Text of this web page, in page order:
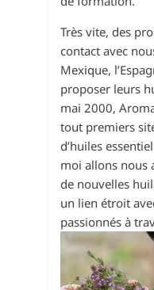
Très vite, des
contact avec
Mexique,
proposer leurs
mai 2000,
tout premiers
d’huiles
moi allons nous
de nouvelles
un lien étroit
passionnés à